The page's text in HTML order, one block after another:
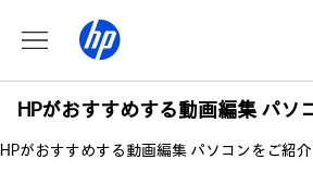
HPがおすすめする動画編集 パソ
HPがおすすめする動画編集 パソコンをご紹介